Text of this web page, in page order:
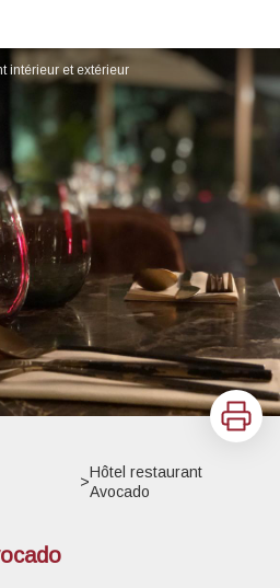
intérieur et extérieur
Imprimer
>
Hôtel restaurant
Avocado